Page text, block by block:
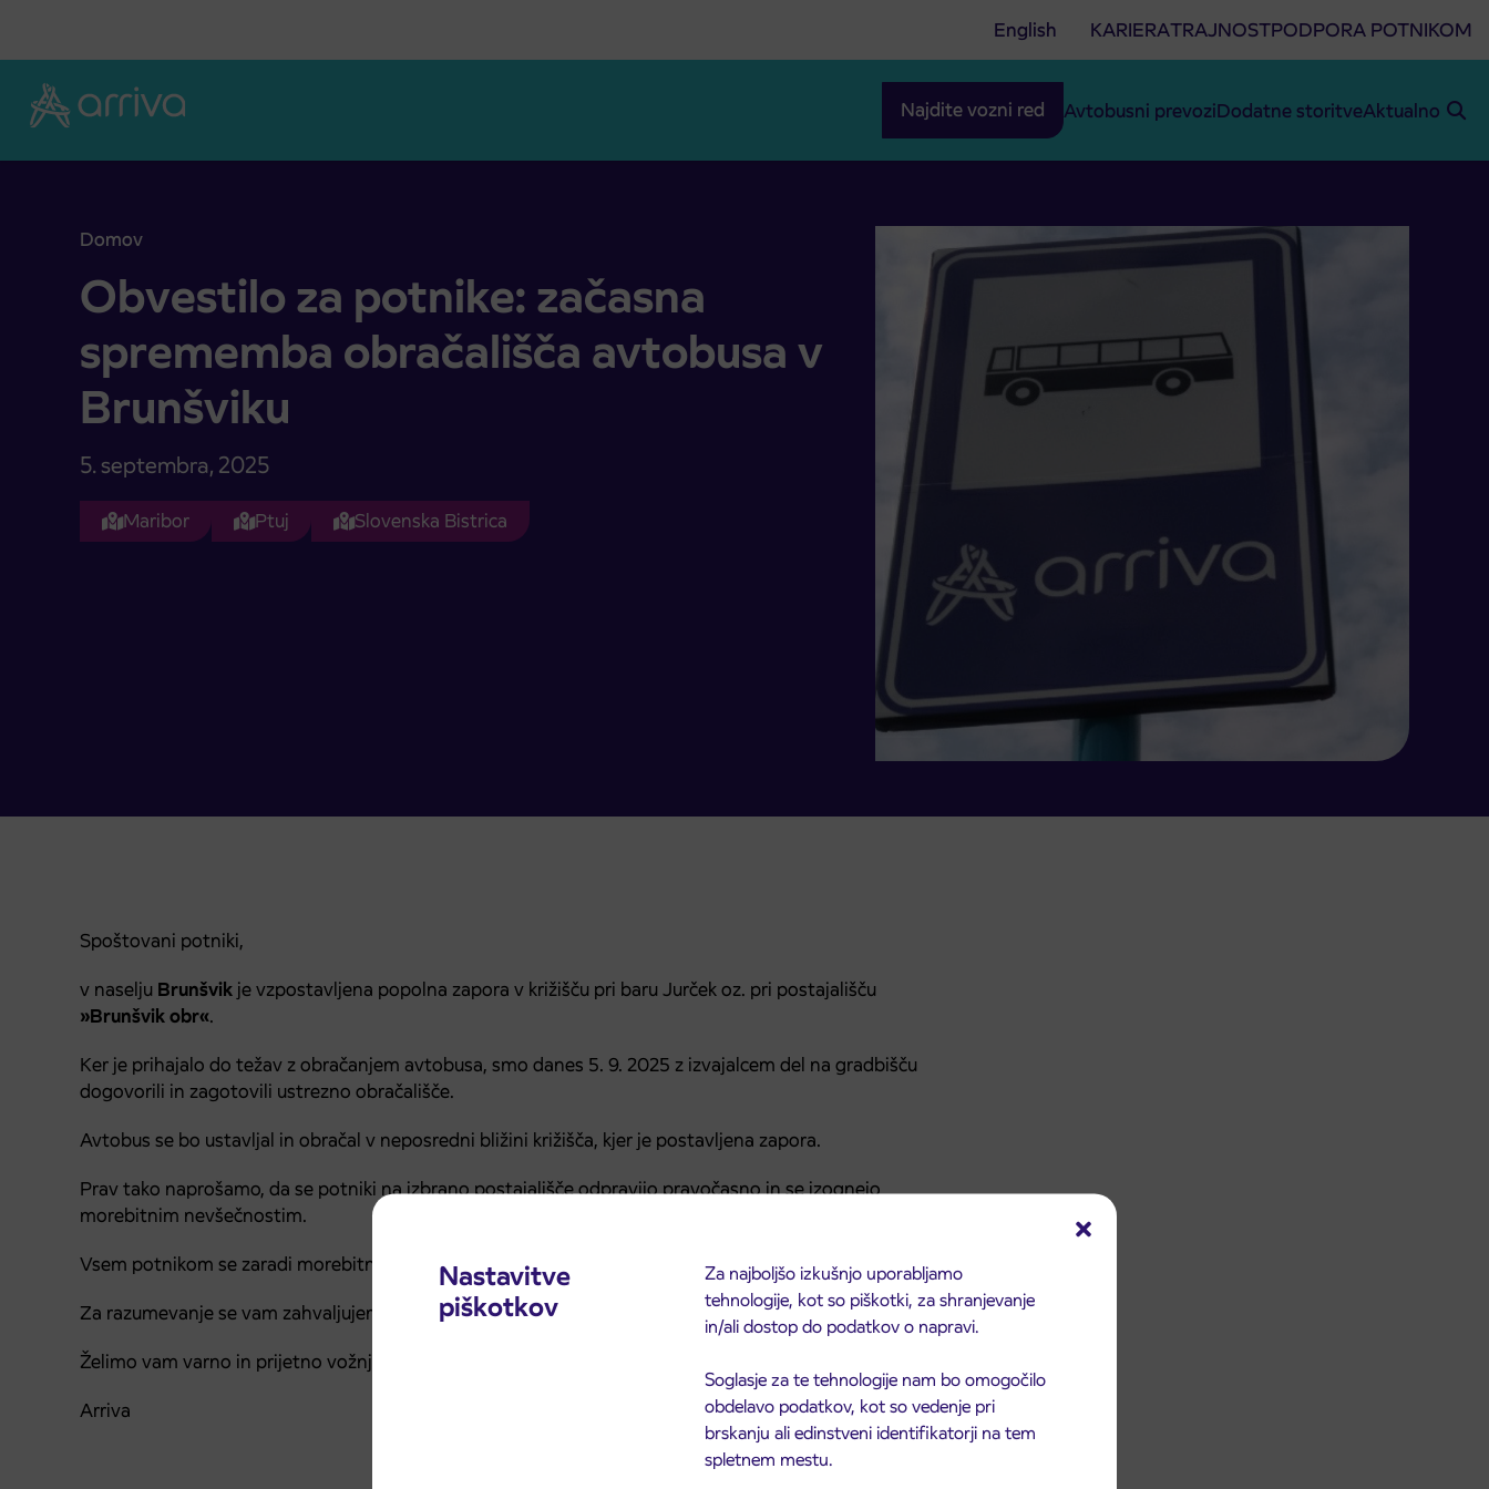
Nastavitve
piškotkov
Za najboljšo izkušnjo uporabljamo
tehnologije, kot so piškotki, za shranjevanje
in/ali dostop do podatkov o napravi.
Soglasje za te tehnologije nam bo omogočilo
obdelavo podatkov, kot so vedenje pri
brskanju ali edinstveni identifikatorji na tem
spletnem mestu.
English KARIERATRAJNOSTPODPORA POTNIKOM
Najdite vozni red Avtobusni prevoziDodatne storitveAktualno
Domov
Obvestilo za potnike: začasna sprememba obračališča avtobusa v Brunšviku
Obvestilo za potnike: začasna
sprememba obračališča avtobusa v
Brunšviku
5. septembra, 2025
Maribor Ptuj Slovenska Bistrica
Spoštovani potniki,
v naselju Brunšvik je vzpostavljena popolna zapora v križišču pri baru Jurček oz. pri postajališču
»Brunšvik obr«.
Ker je prihajalo do težav z obračanjem avtobusa, smo danes 5. 9. 2025 z izvajalcem del na gradbišču
dogovorili in zagotovili ustrezno obračališče.
Avtobus se bo ustavljal in obračal v neposredni bližini križišča, kjer je postavljena zapora.
Prav tako naprošamo, da se potniki na izbrano postajališče odpravijo pravočasno in se izognejo
morebitnim nevšečnostim.
Vsem potnikom se zaradi morebitnih nevšečnosti opravičujemo.
Za razumevanje se vam zahvaljujemo.
Želimo vam varno in prijetno vožnjo.
Arriva